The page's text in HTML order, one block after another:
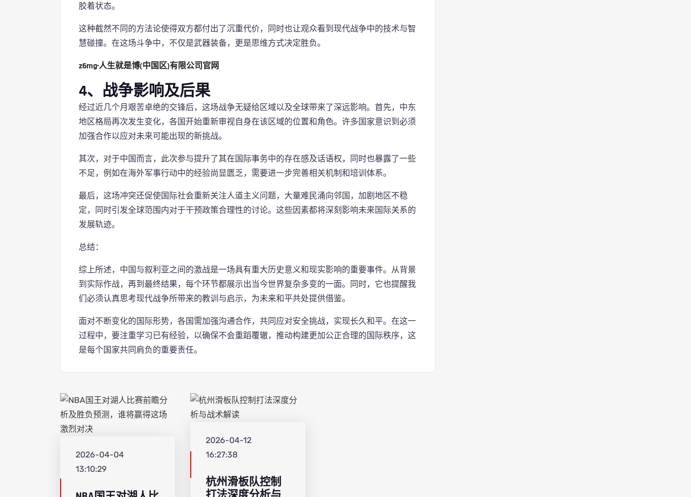
胶着状态。
这种截然不同的方法论使得双方都付出了沉重代价，同时也让观众看到现代战争中的技术与智
慧碰撞。在这场斗争中，不仅是武器装备，更是思维方式决定胜负。
z6mg·人生就是博(中国区)有限公司官网
4、战争影响及后果
经过近几个月艰苦卓绝的交锋后，这场战争无疑给区域以及全球带来了深远影响。首先，中东
地区格局再次发生变化，各国开始重新审视自身在该区域的位置和角色。许多国家意识到必须
加强合作以应对未来可能出现的新挑战。
其次，对于中国而言，此次参与提升了其在国际事务中的存在感及话语权，同时也暴露了一些
不足，例如在海外军事行动中的经验尚显匮乏，需要进一步完善相关机制和培训体系。
最后，这场冲突还促使国际社会重新关注人道主义问题，大量难民涌向邻国，加剧地区不稳
定，同时引发全球范围内对于干预政策合理性的讨论。这些因素都将深刻影响未来国际关系的
发展轨迹。
总结：
综上所述，中国与叙利亚之间的激战是一场具有重大历史意义和现实影响的重要事件。从背景
到实际作战，再到最终结果，每个环节都展示出当今世界复杂多变的一面。同时，它也提醒我
们必须认真思考现代战争所带来的教训与启示，为未来和平共处提供借鉴。
面对不断变化的国际形势，各国需加强沟通合作，共同应对安全挑战，实现长久和平。在这一
过程中，要注重学习已有经验，以确保不会重蹈覆辙，推动构建更加公正合理的国际秩序，这
是每个国家共同肩负的重要责任。
2026-04-04
13:10:29
2026-04-12
16:27:38
杭州滑板队控制